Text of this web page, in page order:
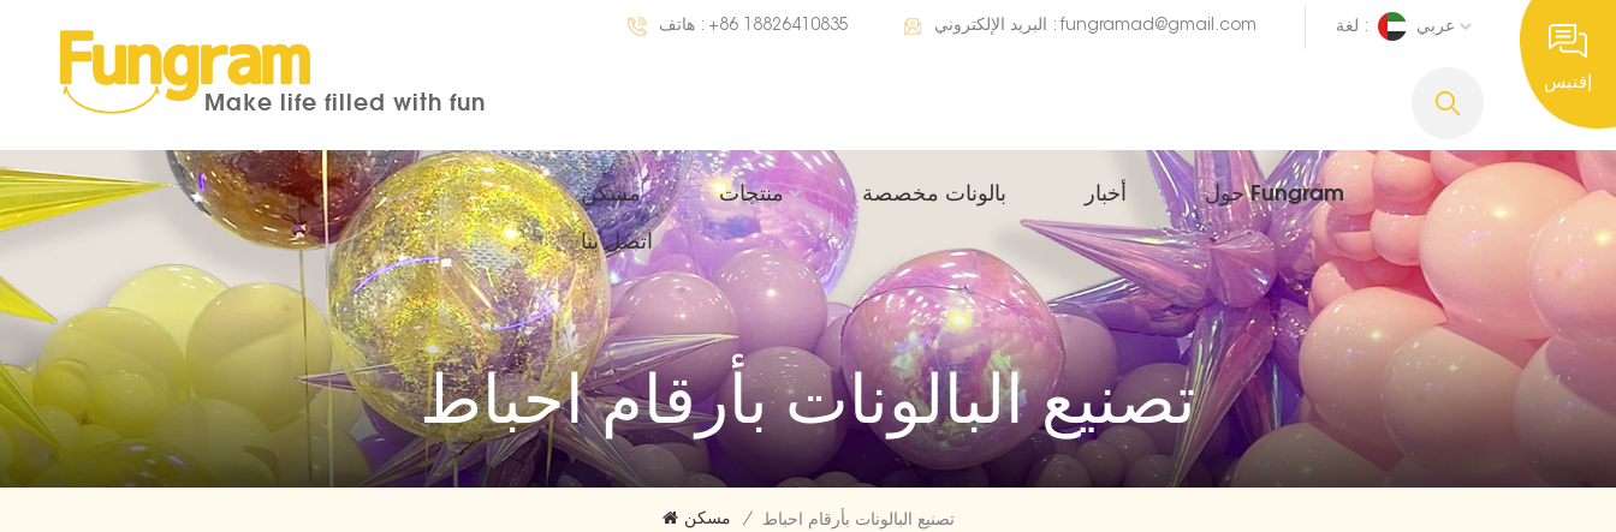
إقتبس
لغة : عربي هاتف : +86 18826410835 البريد الإلكتروني :fungramad@gmail.com
مسكن منتجات بالونات مخصصة أخبار
حول Fungram
اتصل بنا
Make life filled with fun
تصنيع البالونات بأرقام احباط
مسكن / تصنيع البالونات بأرقام احباط